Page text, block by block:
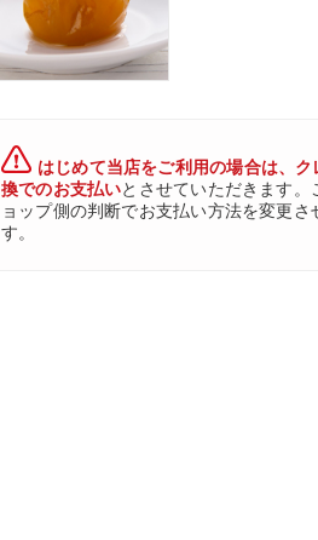
はじめて当店をご利用の場合は、ク
換でのお支払いとさせていただきます。
ョップ側の判断でお支払い方法を変更さ
す。